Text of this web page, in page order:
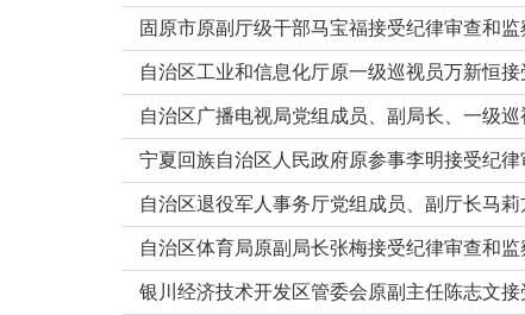
固原市原副厅级干部马宝福接受纪律审查和监
自治区工业和信息化厅原一级巡视员万新恒
自治区广播电视局党组成员、副局长、一级
宁夏回族自治区人民政府原参事李明接受纪
自治区退役军人事务厅党组成员、副厅长马
自治区体育局原副局长张梅接受纪律审查和监
银川经济技术开发区管委会原副主任陈志文